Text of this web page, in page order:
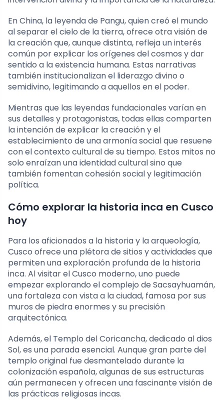
En China, la leyenda de Pangu, quien creó el mundo
al separar el cielo de la tierra, ofrece otra visión de
la creación que, aunque distinta, refleja un interés
común por explicar los orígenes del cosmos y dar
sentido a la existencia humana. Estas narrativas
también institucionalizan el liderazgo divino o
semidivino, legitimando a aquellos en el poder.
Mientras que las leyendas fundacionales varían en
sus detalles y protagonistas, todas ellas comparten
la intención de explicar la creación y el
establecimiento de una armonía social que resuene
con el contexto cultural de su tiempo. Estos mitos no
solo enraízan una identidad cultural sino que
también fomentan cohesión social y legitimación
política.
Cómo explorar la historia inca en Cusco
hoy
Para los aficionados a la historia y la arqueología,
Cusco ofrece una plétora de sitios y actividades que
permiten una exploración profunda de la historia
inca. Al visitar el Cusco moderno, uno puede
empezar explorando el complejo de Sacsayhuamán,
una fortaleza con vista a la ciudad, famosa por sus
muros de piedra enormes y su precisión
arquitectónica.
Además, el Templo del Coricancha, dedicado al dios
Sol, es una parada esencial. Aunque gran parte del
templo original fue desmantelado durante la
colonización española, algunas de sus estructuras
aún permanecen y ofrecen una fascinante visión de
las prácticas religiosas incas.